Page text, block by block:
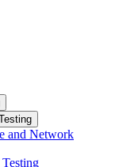
and Network